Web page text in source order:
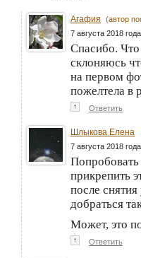
Агафия (автор
7 августа 2018
Спасибо.
склоняюсь
на первом
пожелтела в
↑ Ответить
Шлыкова Елена
7 августа 2018
Попробовать
прикрепить
после
добраться
Может, это
↑ Ответить